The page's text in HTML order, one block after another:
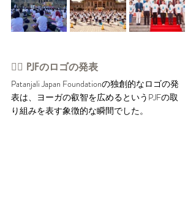
👉🏻 PJFのロゴの発表
Patanjali Japan Foundationの独創的なロゴの発
表は、ヨーガの叡智を広めるというPJFの取
り組みを表す象徴的な瞬間でした。